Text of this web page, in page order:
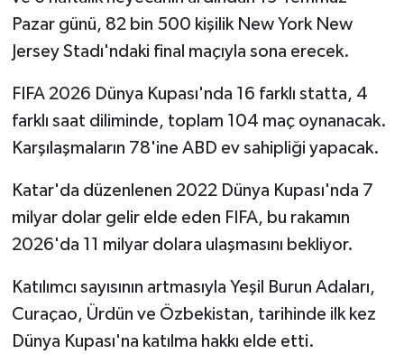
Pazar günü, 82 bin 500 kişilik New York New
Jersey Stadı'ndaki final maçıyla sona erecek.
FIFA 2026 Dünya Kupası'nda 16 farklı statta, 4
farklı saat diliminde, toplam 104 maç oynanacak.
Karşılaşmaların 78'ine ABD ev sahipliği yapacak.
Katar'da düzenlenen 2022 Dünya Kupası'nda 7
milyar dolar gelir elde eden FIFA, bu rakamın
2026'da 11 milyar dolara ulaşmasını bekliyor.
Katılımcı sayısının artmasıyla Yeşil Burun Adaları,
Curaçao, Ürdün ve Özbekistan, tarihinde ilk kez
Dünya Kupası'na katılma hakkı elde etti.